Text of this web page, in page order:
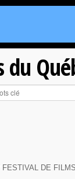
du
FESTIVAL DE